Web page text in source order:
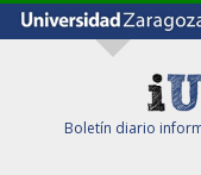
Boletín diario